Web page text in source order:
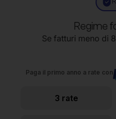
Regime
Se fatturi meno di
Paga il primo anno a rate con
3 rate